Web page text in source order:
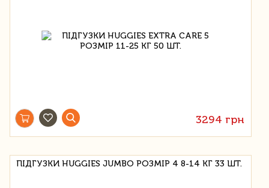
3294 грн
ПІДГУЗКИ HUGGIES JUMBO РОЗМІР 4 8-14 КГ 33 ШТ.